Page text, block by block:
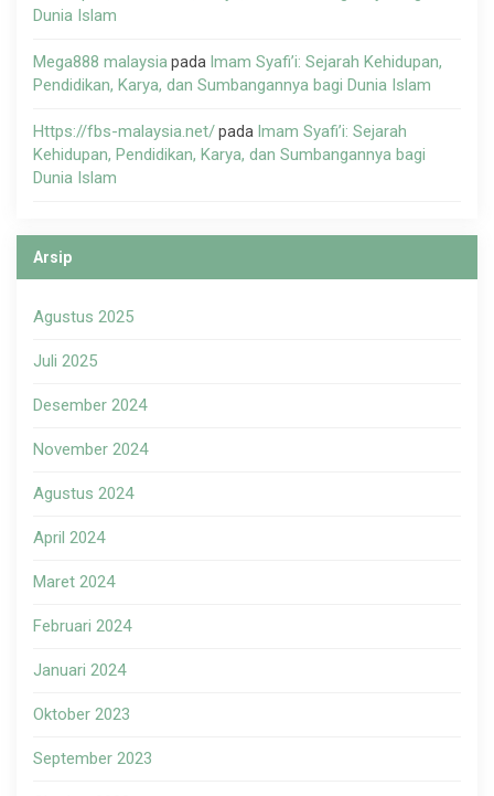
Dunia Islam
Mega888 malaysia pada Imam Syafi’i: Sejarah Kehidupan,
Pendidikan, Karya, dan Sumbangannya bagi Dunia Islam
Https://fbs-malaysia.net/pada Imam Syafi’i: Sejarah
Kehidupan, Pendidikan, Karya, dan Sumbangannya bagi
Dunia Islam
Arsip
Agustus 2025
Juli 2025
Desember 2024
November 2024
Agustus 2024
April 2024
Maret 2024
Februari 2024
Januari 2024
Oktober 2023
September 2023